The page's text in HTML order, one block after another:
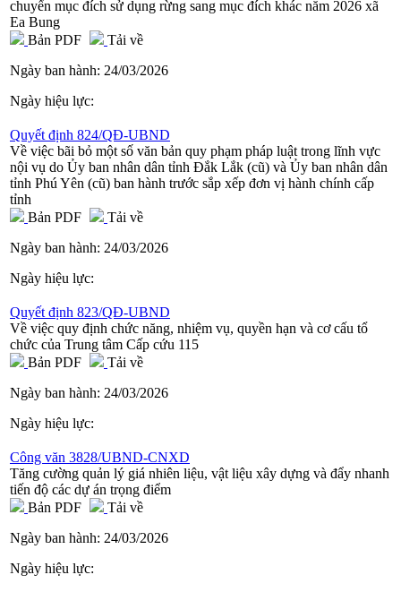
chuyển mục đích sử dụng rừng sang mục đích khác năm 2026 xã
Ea Bung
Bản PDF
Tải về
Ngày ban hành: 24/03/2026
Ngày hiệu lực:
Quyết định 824/QĐ-UBND
Về việc bãi bỏ một số văn bản quy phạm pháp luật trong lĩnh vực
nội vụ do Ủy ban nhân dân tỉnh Đắk Lắk (cũ) và Ủy ban nhân dân
tỉnh Phú Yên (cũ) ban hành trước sắp xếp đơn vị hành chính cấp
tỉnh
Bản PDF
Tải về
Ngày ban hành: 24/03/2026
Ngày hiệu lực:
Quyết định 823/QĐ-UBND
Về việc quy định chức năng, nhiệm vụ, quyền hạn và cơ cấu tổ
chức của Trung tâm Cấp cứu 115
Bản PDF
Tải về
Ngày ban hành: 24/03/2026
Ngày hiệu lực:
Công văn 3828/UBND-CNXD
Tăng cường quản lý giá nhiên liệu, vật liệu xây dựng và đẩy nhanh
tiến độ các dự án trọng điểm
Bản PDF
Tải về
Ngày ban hành: 24/03/2026
Ngày hiệu lực: